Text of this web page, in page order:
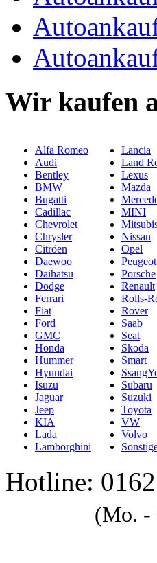
Wir kaufen
Alfa Romeo
Audi
Bentley
BMW
Bugatti
Cadillac
Chevrolet
Chrysler
Citröen
Daewoo
Daihatsu
Dodge
Ferrari
Fiat
Ford
GMC
Honda
Hummer
Hyundai
Isuzu
Jaguar
Jeep
KIA
Lada
Lamborghini
Lancia
Land
Lexus
Mazda
MINI
Nissan
Opel
Peugeot
Porsche
Renault
Rolls-
Rover
Saab
Seat
Skoda
Smart
Subaru
Suzuki
Toyota
VW
Volvo
Hotline:
(Mo. -